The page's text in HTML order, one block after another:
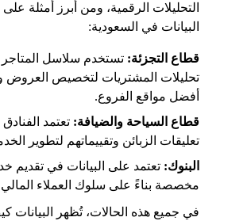
التحليلات الرقمية، ومن أبرز أمثلة
البيانات في السعودية:
قطاع التجزئة: تستخدم سلاسل المتاجر
تحليلات المشتريات لتخصيص العروض
أفضل مواقع الفروع.
قطاع السياحة والضيافة: تعتمد
تعليقات الزبائن وتقييماتهم لتطوير
البنوك: تعتمد على البيانات في تقديم
مخصصة بناءً على سلوك العملاء
في جميع هذه الحالات، تُظهر البيانات